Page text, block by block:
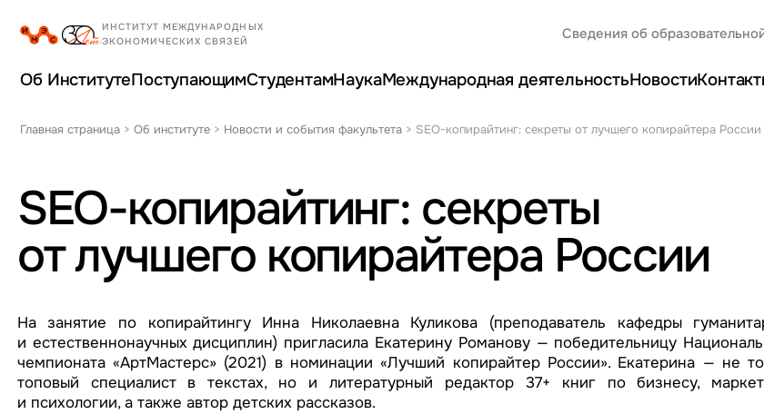
Сведения об
Об ИнститутеПоступающимСтудентамНаукаМеждународная деятельностьНовости
Главная страница >Об институте > Новости и события факультета > SEO-копирайтинг: секреты от лучшего копирайтера России
SEO-копирайтинг: секреты
от лучшего копирайтера России
На занятие по копирайтингу Инна Николаевна Куликова (преподаватель кафедры
и естественнонаучных дисциплин) пригласила Екатерину Романову — победительницу
чемпионата «АртМастерс» (2021) в номинации «Лучший копирайтер России». Екатерина — не
топовый специалист в текстах, но и литературный редактор 37+ книг по бизнесу,
и психологии, а также автор детских рассказов.